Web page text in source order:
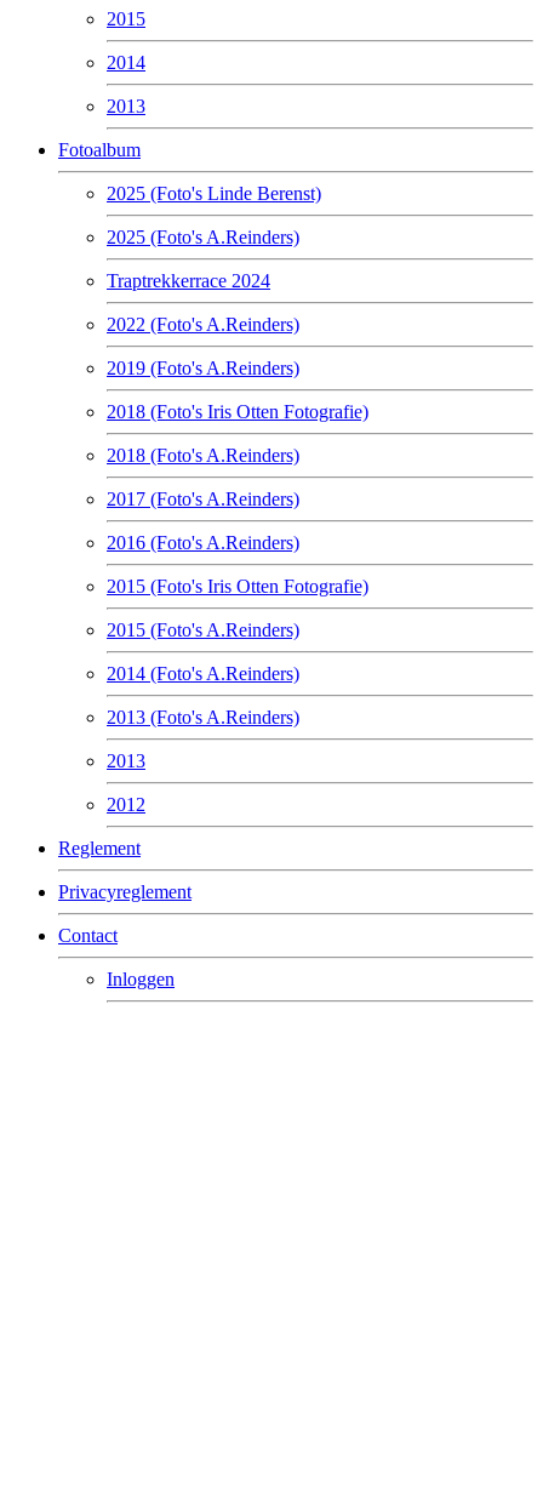
2015
2014
2013
Fotoalbum
2025 (Foto's Linde Berenst)
2025 (Foto's A.Reinders)
Traptrekkerrace 2024
2022 (Foto's A.Reinders)
2019 (Foto's A.Reinders)
2018 (Foto's Iris Otten Fotografie)
2018 (Foto's A.Reinders)
2017 (Foto's A.Reinders)
2016 (Foto's A.Reinders)
2015 (Foto's Iris Otten Fotografie)
2015 (Foto's A.Reinders)
2014 (Foto's A.Reinders)
2013 (Foto's A.Reinders)
2013
2012
Reglement
Privacyreglement
Contact
Inloggen